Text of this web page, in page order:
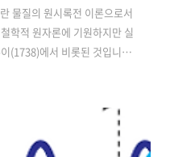
물질의 원시록전 이론으로서
학적 원자론에 기원하지만 실
(1738)에서 비롯된 것입니다.
일단 고전적인 이론으로 완
적인 현상론적 입장을 고집하
에서 물리현상을 통일적으
전자론에서 양자론으로 다